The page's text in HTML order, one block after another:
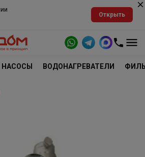
Открыть
НАСОСЫ ВОДОНАГРЕВАТЕЛИ